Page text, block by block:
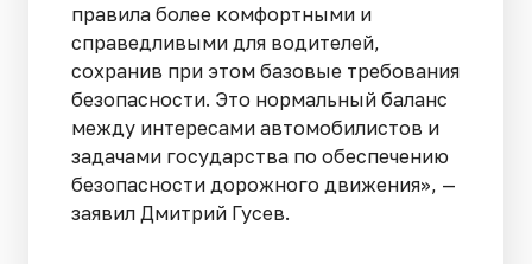
правила более комфортными и
справедливыми для водителей,
сохранив при этом базовые требования
безопасности. Это нормальный баланс
между интересами автомобилистов и
задачами государства по обеспечению
безопасности дорожного движения», —
заявил Дмитрий Гусев.